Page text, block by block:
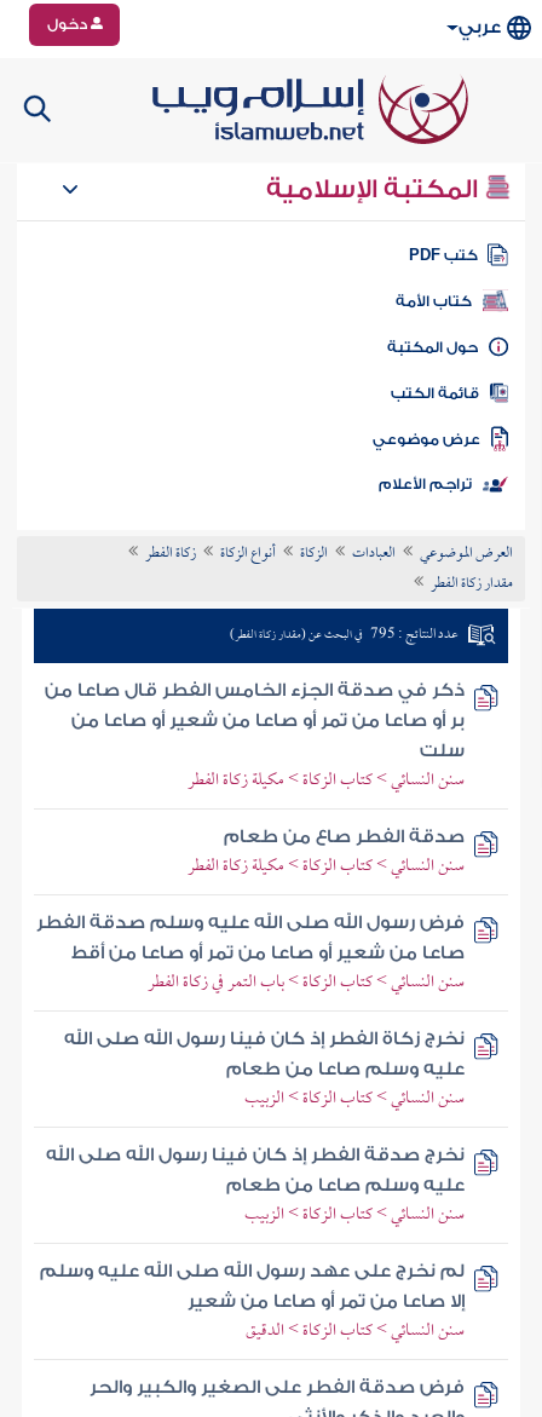
عربي دخول
المكتبة الإسلامية
كتب PDF
كتاب الأمة
المكتبة
الكتب
موضوعي
تراجم الأعلام
العرض الموضوعي العبادات الزكاة أنواع الزكاة
زكاة الفطر
مقدار زكاة الفطر
عدد النتائج : 795 في البحث عن (مقدار زكاة الفطر)
ذكر في صدقة الجزء الخامس الفطر قال صاعا من
بر أو صاعا من تمر أو صاعا من شعير أو صاعا من
سلت
سنن النسائي > كتاب الزكاة > مكيلة زكاة الفطر
صدقة الفطر صاع من طعام
سنن النسائي > كتاب الزكاة > مكيلة زكاة الفطر
فرض رسول الله صلى الله عليه وسلم صدقة الفطر
صاعا من شعير أو صاعا من تمر أو صاعا من أقط
سنن النسائي > كتاب الزكاة > باب التمر في زكاة الفطر
نخرج زكاة الفطر إذ كان فينا رسول الله صلى الله
عليه وسلم صاعا من طعام
سنن النسائي > كتاب الزكاة > الزبيب
نخرج صدقة الفطر إذ كان فينا رسول الله صلى الله
عليه وسلم صاعا من طعام
سنن النسائي > كتاب الزكاة > الزبيب
لم نخرج على عهد رسول الله صلى الله عليه وسلم
إلا صاعا من تمر أو صاعا من شعير
سنن النسائي > كتاب الزكاة > الدقيق
فرض صدقة الفطر على الصغير والكبير والحر